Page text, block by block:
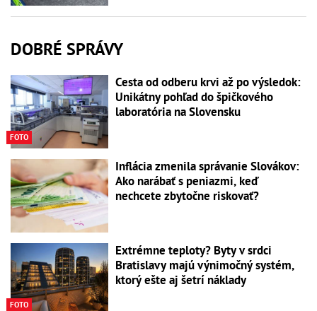
DOBRÉ SPRÁVY
FOTO
Cesta od odberu krvi až po výsledok:
Unikátny pohľad do špičkového
laboratória na Slovensku
Inflácia zmenila správanie Slovákov:
Ako narábať s peniazmi, keď
nechcete zbytočne riskovať?
FOTO
Extrémne teploty? Byty v srdci
Bratislavy majú výnimočný systém,
ktorý ešte aj šetrí náklady